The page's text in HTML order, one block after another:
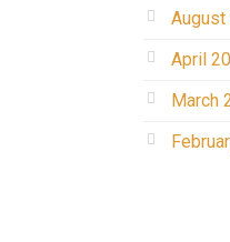
August
April
March